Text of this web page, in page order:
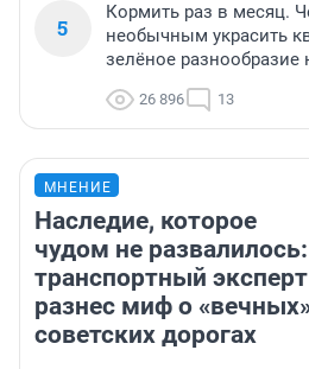
5
Кормить раз в месяц.
необычным украсить
зелёное разнообразие
26 896 13
МНЕНИЕ
Наследие, которое
чудом не развалилось:
транспортный эксперт
разнес миф о
советских дорогах